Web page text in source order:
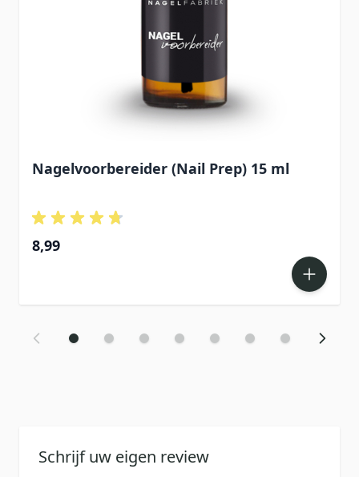
Nagelvoorbereider (Nail Prep) 15 ml
8,99
Schrijf uw eigen review